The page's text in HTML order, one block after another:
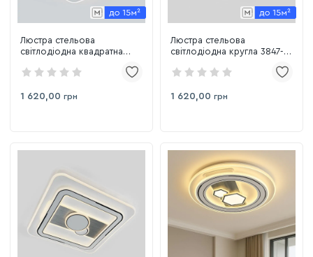
Люстра стельова
світлодіодна квадратна
1 620,00 грн
Люстра стельова
світлодіодна кругла 3847-
1 620,00 грн